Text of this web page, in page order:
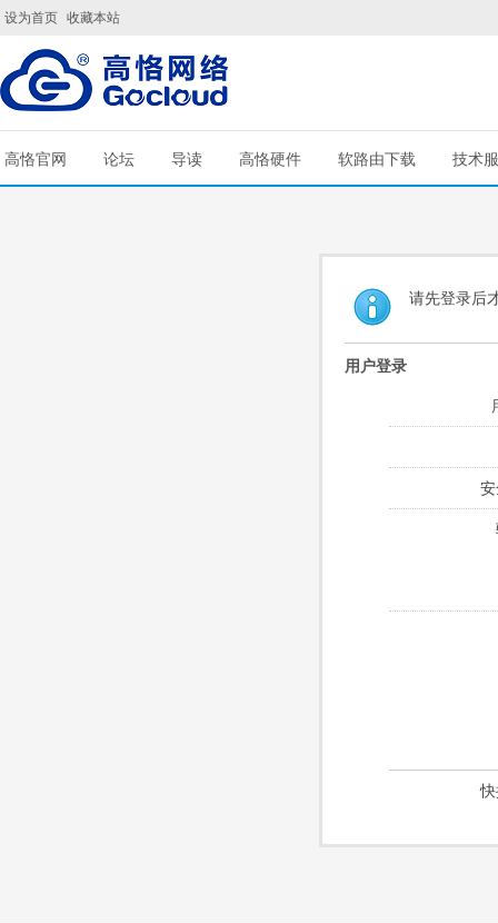
设为首页 收藏本站
高恪官网 论坛 导读 高恪硬件 软路由下载 技术
请先登录后
用户登录